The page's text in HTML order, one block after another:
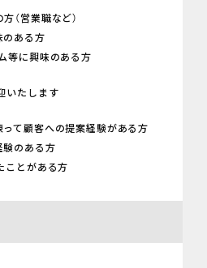
（営業職など）
のある方
等に興味のある方
いたします
って顧客への提案経験がある方
験のある方
ことがある方